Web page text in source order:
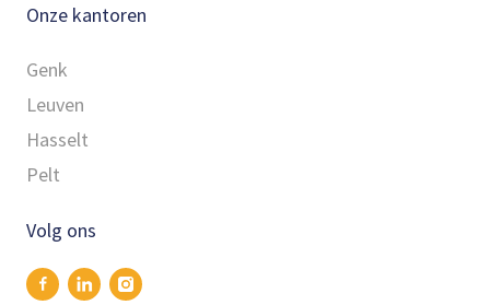
Onze kantoren
Genk
Leuven
Hasselt
Pelt
Volg ons